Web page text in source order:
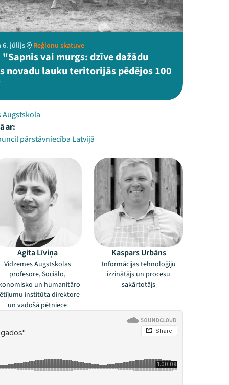
6. jūlijs Reģionu skatuve
"Sapnis vai murgs: dzīve dažādu
novadu lauku teritorijās pēdējos 100
Augstskola
ar:
pārstāvniecība Latvijā
Agita Līviņa
Vidzemes Augstskolas
profesore, Sociālo,
un humanitāro
institūta direktore
un vadošā pētniece
Kaspars Urbāns
Informācijas tehnoloģiju
izzinātājs un procesu
sakārtotājs